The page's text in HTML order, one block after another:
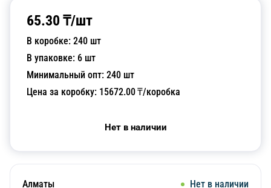
65.30 ₸/шт
В коробке: 240 шт
В упаковке: 6 шт
Минимальный опт: 240 шт
Цена за коробку: 15672.00₸/коробка
Нет в наличии
Алматы Нет в наличии